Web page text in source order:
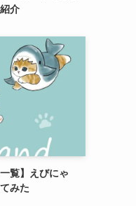
介
覧】えびにゃ
みた